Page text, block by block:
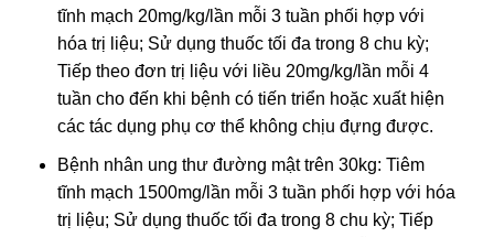
tĩnh mạch 20mg/kg/lần mỗi 3 tuần phối hợp với
hóa trị liệu; Sử dụng thuốc tối đa trong 8 chu kỳ;
Tiếp theo đơn trị liệu với liều 20mg/kg/lần mỗi 4
tuần cho đến khi bệnh có tiến triển hoặc xuất hiện
các tác dụng phụ cơ thể không chịu đựng được.
Bệnh nhân ung thư đường mật trên 30kg: Tiêm
tĩnh mạch 1500mg/lần mỗi 3 tuần phối hợp với hóa
trị liệu; Sử dụng thuốc tối đa trong 8 chu kỳ; Tiếp